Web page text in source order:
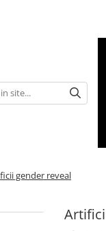
gender reveal